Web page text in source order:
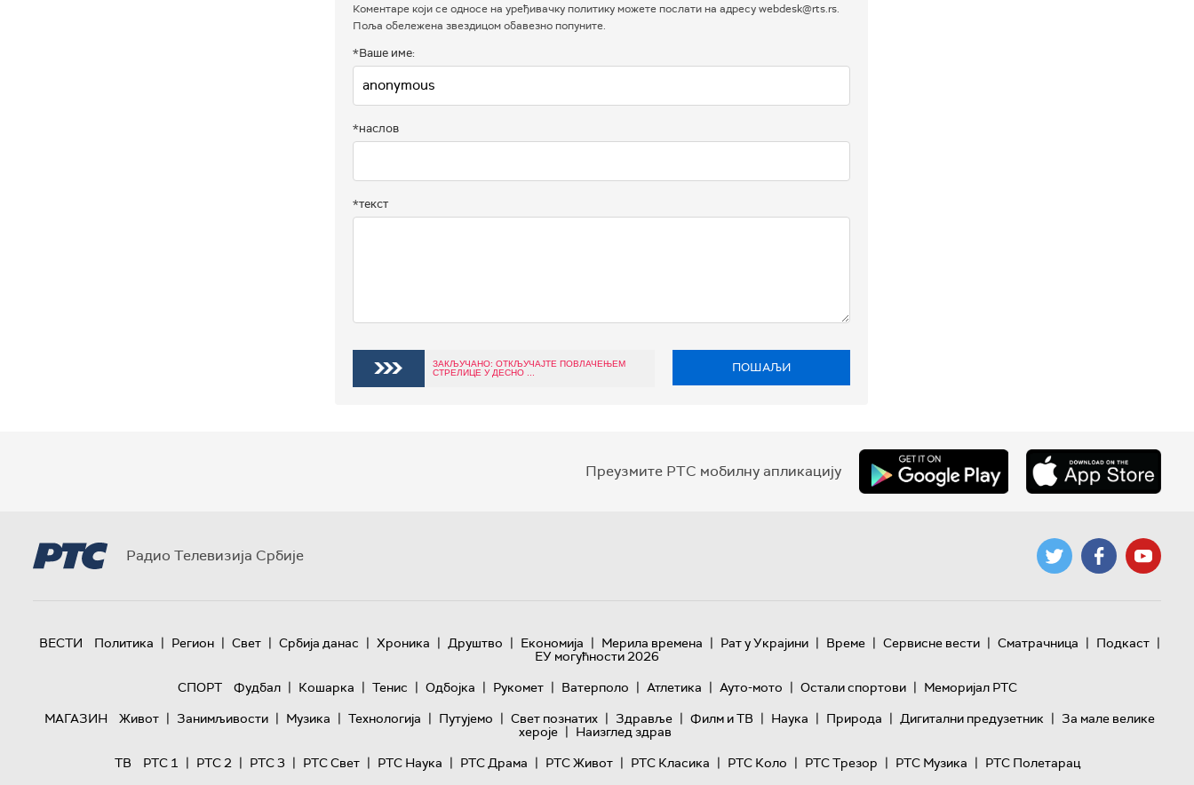
Коментаре који се односе на уређивачку политику можете послати на адресу webdesk@rts.rs.
Поља обележена звездицом обавезно попуните.
*Ваше име:
*наслов
*текст
ЗАКЉУЧАНО: ОТКЉУЧАЈТЕ ПОВЛАЧЕЊЕМ
СТРЕЛИЦЕ У ДЕСНО ...
ПОШАЉИ
Преузмите РТС мобилну апликацију
Радио Телевизија Србије
ВЕСТИ Политика | Регион | Свет | Србија данас | Хроника | Друштво | Економија | Мерила времена | Рат у Украјини | Време | Сервисне вести | Сматрачница | Подкаст |
ЕУ могућности 2026
СПОРТ
Фудбал | Кошарка | Тенис | Одбојка | Рукомет | Ватерполо | Атлетика | Ауто-мото | Остали спортови | Меморијал РТС
МАГАЗИН
Живот | Занимљивости | Музика | Технологијa | Путујемо | Свет познатих | Здравље | Филм и ТВ | Наука | Природа | Дигитални предузетник | За мале велике
хероје | Наизглед здрав
ТВ
РТС 1 | РТС 2 | РТС 3 | РТС Свет | РТС Наука | РТС Драма | РТС Живот | РТС Класика | РТС Коло | РТС Трезор | РТС Музика | РТС Полетарац